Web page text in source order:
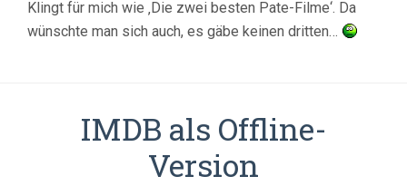
Klingt für mich wie ‚Die zwei besten Pate-Filme‘. Da
wünschte man sich auch, es gäbe keinen dritten…
IMDB als Offline-
Version